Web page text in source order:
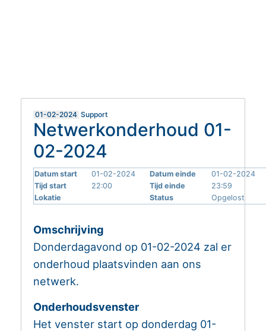
01-02-2024 Support
Netwerkonderhoud 01-
02-2024
Datum start 01-02-2024 Datum einde
01-02-2024
Tijd start
22:00 Tijd einde
23:59
Lokatie
Status Opgelost
Omschrijving
Donderdagavond op 01-02-2024 zal er
onderhoud plaatsvinden aan ons
netwerk.
Onderhoudsvenster
Het venster start op donderdag 01-